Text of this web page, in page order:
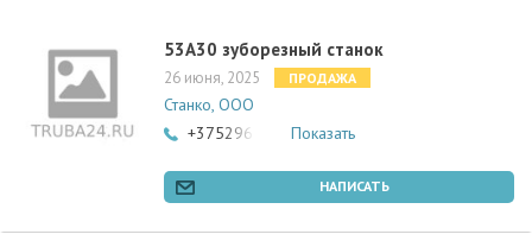
53А30 зуборезный станок
26 июня, 2025 ПРОДАЖА
Станко, ООО
+375296772269Показать
НАПИСАТЬ